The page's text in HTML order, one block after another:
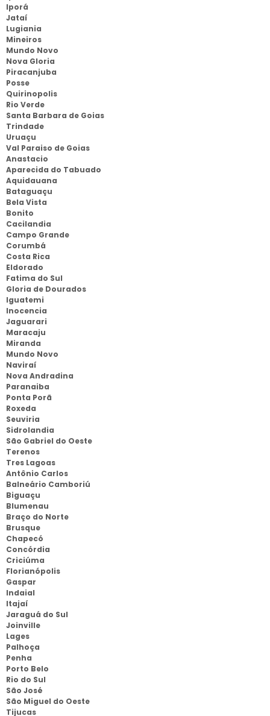
Iporá
Jataí
Lugiania
Mineiros
Mundo Novo
Nova Gloria
Piracanjuba
Posse
Quirinopolis
Rio Verde
Santa Barbara de Goias
Trindade
Uruaçu
Val Paraiso de Goias
Anastacio
Aparecida do Tabuado
Aquidauana
Bataguaçu
Bela Vista
Bonito
Cacilandia
Campo Grande
Corumbá
Costa Rica
Eldorado
Fatima do Sul
Gloria de Dourados
Iguatemi
Inocencia
Jaguarari
Maracaju
Miranda
Mundo Novo
Naviraí
Nova Andradina
Paranaiba
Ponta Porã
Roxeda
Seuviria
Sidrolandia
São Gabriel do Oeste
Terenos
Tres Lagoas
Antônio Carlos
Balneário Camboriú
Biguaçu
Blumenau
Braço do Norte
Brusque
Chapecó
Concórdia
Criciúma
Florianópolis
Gaspar
Indaial
Itajaí
Jaraguá do Sul
Joinville
Lages
Palhoça
Penha
Porto Belo
Rio do Sul
São José
São Miguel do Oeste
Tijucas